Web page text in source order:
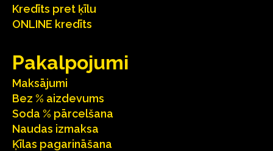
Kredīts pret ķīlu
ONLINE kredīts
Pakalpojumi
Maksājumi
Bez % aizdevums
Soda % pārcelšana
Naudas izmaksa
Ķīlas pagarināšana